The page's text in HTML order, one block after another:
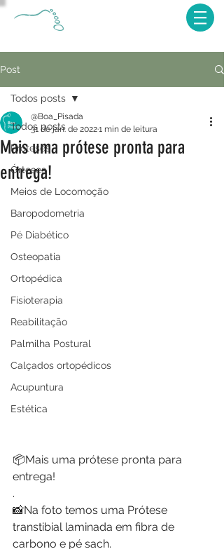
Post
Todos posts
Próteses
Órteses
Meios de Locomoção
Baropodometria
Pé Diabético
Osteopatia
Ortopédica
Fisioterapia
Reabilitação
Palmilha Postural
Calçados ortopédicos
Acupuntura
Estética
Todos posts
Mais uma prótese pronta para
entrega!
@Boa_Pisada
31 de jan. de 20221 min de leitura
📦Mais uma prótese pronta para
entrega!
.
📸Na foto temos uma Prótese
transtibial laminada em fibra de
carbono e pé sach.